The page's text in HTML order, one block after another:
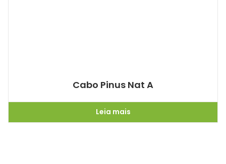
Cabo Pinus Nat A
Leia mais